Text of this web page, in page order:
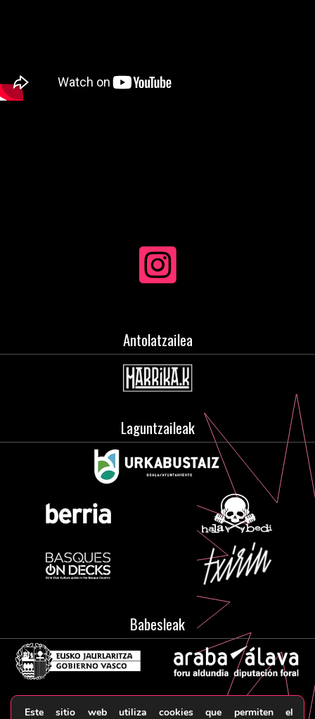
Antolatzailea
Laguntzaileak
Babesleak
Este sitio web utiliza cookies que permiten el